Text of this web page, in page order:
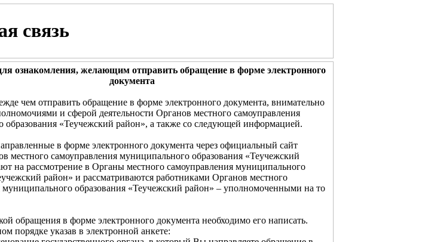
связь
ознакомления, желающим отправить обращение в форме электронного
документа
чем отправить обращение в форме электронного документа, внимательно
и сферой деятельности Органов местного самоуправления
образования «Теучежский район», а также со следующей информацией.
в форме электронного документа через официальный сайт
местного самоуправления муниципального образования «Теучежский
на рассмотрение в Органы местного самоуправления муниципального
район» и рассматриваются работниками Органов местного
муниципального образования «Теучежский район» – уполномоченными на то
обращения в форме электронного документа необходимо его написать.
порядке указав в электронной анкете: